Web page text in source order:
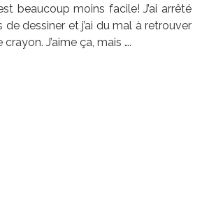
beaucoup moins facile! J’ai arrêté
dessiner et j’ai du mal à retrouver
J’aime ça, mais ….